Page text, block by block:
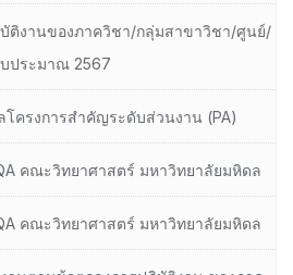
ติงานของภาควิชา/กลุ่มสาขาวิชา/ศูนย์/
บประมาณ 2567
โครงการสำคัญระดับส่วนงาน (PA)
คณะวิทยาศาสตร์ มหาวิทยาลัยมหิดล
คณะวิทยาศาสตร์ มหาวิทยาลัยมหิดล